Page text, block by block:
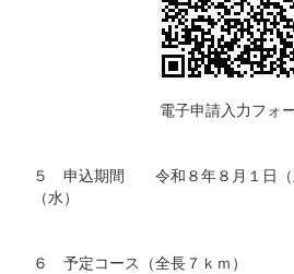
電子申請入力フォー
５ 申込期間 令和８年８月１日（
（水）
６ 予定コース（全